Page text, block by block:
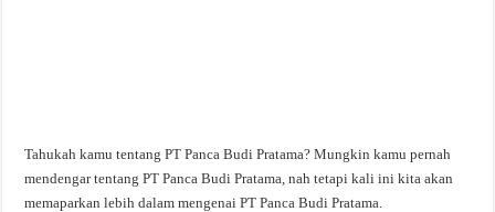
Tahukah kamu tentang PT Panca Budi Pratama? Mungkin kamu pernah
mendengar tentang PT Panca Budi Pratama, nah tetapi kali ini kita akan
memaparkan lebih dalam mengenai PT Panca Budi Pratama.